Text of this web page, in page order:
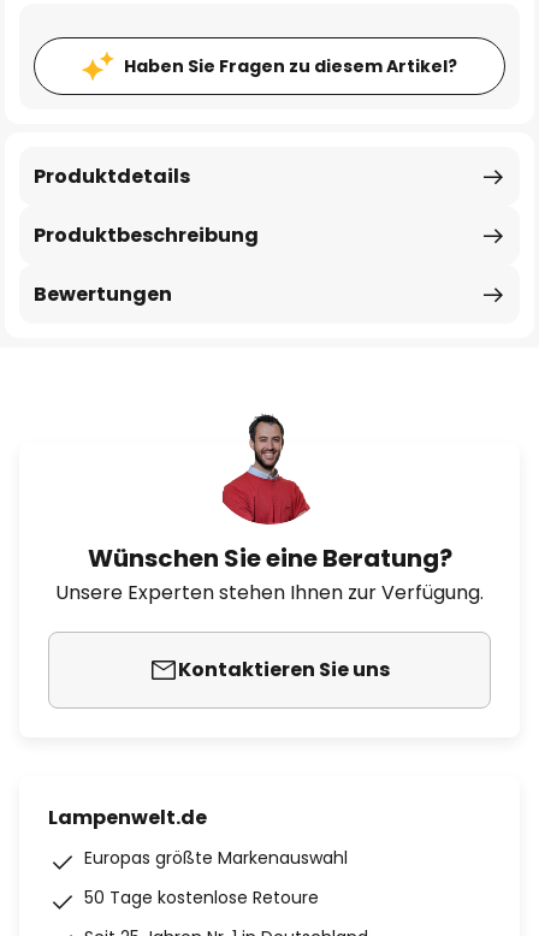
Haben Sie Fragen zu diesem Artikel?
Produktbeschreibung
Produktdetails
Bewertungen
Wünschen Sie eine Beratung?
Unsere Experten stehen Ihnen zur Verfügung.
Kontaktieren Sie uns
Lampenwelt.de
Europas größte Markenauswahl
50 Tage kostenlose Retoure